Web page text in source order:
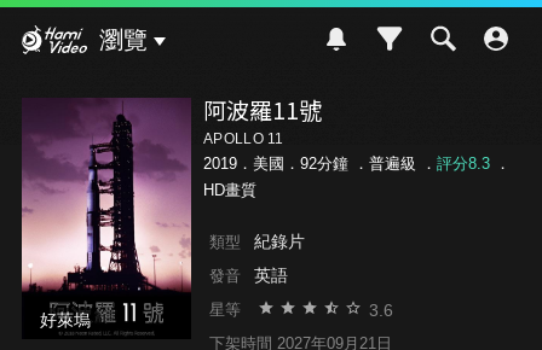
瀏覽
好萊塢
阿波羅11號
APOLLO 11
2019．美國．92分鐘 ． 普遍級 ． 評分8.3．
HD畫質
類型 紀錄片
發音 英語
星等 3.6
下架時間 2027年09月21日